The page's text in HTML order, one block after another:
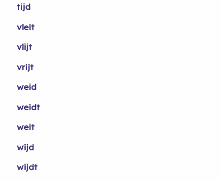
tijd
vleit
vlijt
vrijt
weid
weidt
weit
wijd
wijdt